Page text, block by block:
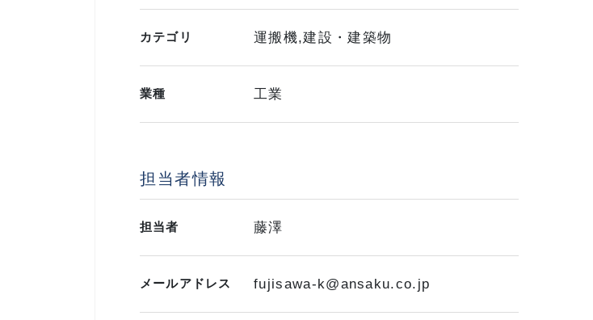
カテゴリ 運搬機,建設・建築物
業種 工業
担当者情報
担当者 藤澤
メールアドレス fujisawa-k@ansaku.co.jp